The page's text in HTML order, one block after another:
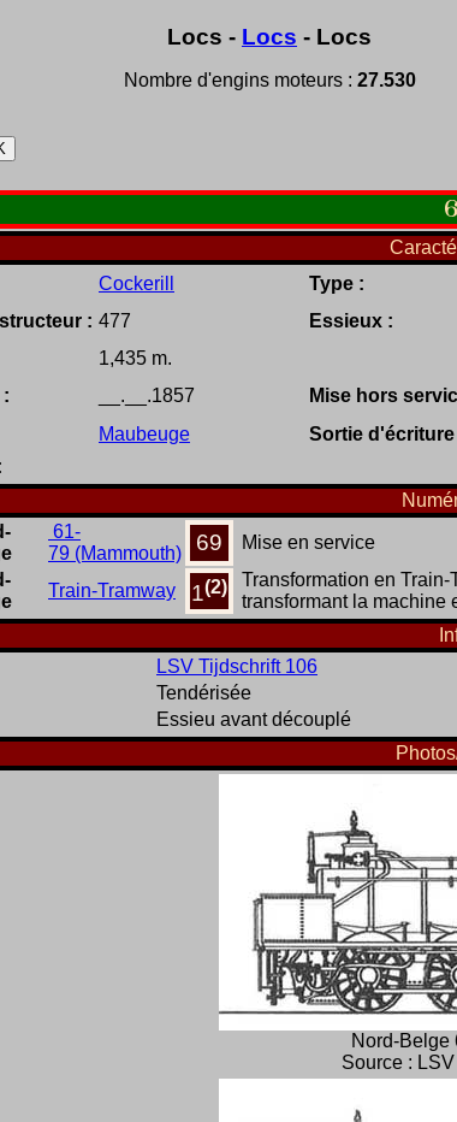
Locs - Locs - Locs
Nombre d'engins moteurs : 27.530
Cockerill Type :
: 477 Essieux :
1,435 m.
__.__.1857 Mise hors
Maubeuge Sortie d'écriture
61-
79 (Mammouth)
69 Mise en service
Train-Tramway 1(2)
Transformation en
transformant la machine
LSV Tijdschrift 106
Tendérisée
Essieu avant découplé
Nord-Belge
Source :